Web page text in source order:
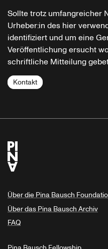
Sollte trotz umfangreicher
Urheber:in des hier
identifiziert und um eine
Veröffentlichung ersucht
schriftliche Mitteilung
Kontakt
Über die Pina Bausch
Über das Pina Bausch Archiv
FAQ